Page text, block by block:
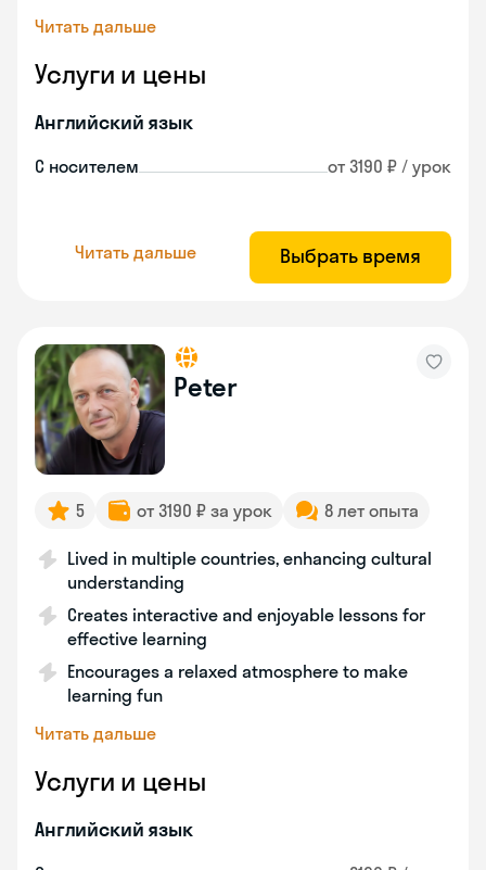
Читать дальше
Услуги и цены
Английский язык
С носителем от 3190 ₽ / урок
Читать дальше Выбрать время
Peter
5 от 3190 ₽ за урок 8 лет опыта
Lived in multiple countries, enhancing cultural
understanding
Creates interactive and enjoyable lessons for
effective learning
Encourages a relaxed atmosphere to make
learning fun
Читать дальше
Услуги и цены
Английский язык